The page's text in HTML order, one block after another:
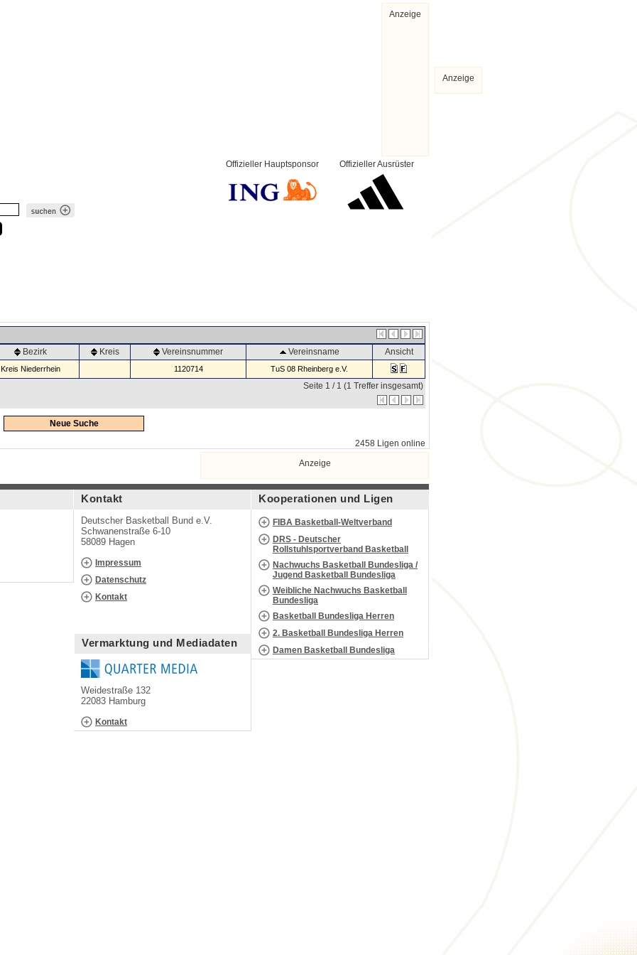
Anzeige
Offizieller Ausrüster
Offizieller Hauptsponsor
Bezirk Kreis Vereinsnummer Vereinsname Ansicht
Kreis Niederrhein 1120714 TuS 08 Rheinberg e.V.
Seite 1 / 1 (1 Treffer insgesamt)
Neue Suche
2458 Ligen online
Anzeige
Kontakt
Deutscher Basketball Bund e.V.
Schwanenstraße 6-10
58089 Hagen
Impressum
Datenschutz
Kontakt
Vermarktung und Mediadaten
Weidestraße 132
22083 Hamburg
Kontakt
Kooperationen und Ligen
FIBA Basketball-Weltverband
DRS - Deutscher
Rollstuhlsportverband Basketball
Nachwuchs Basketball Bundesliga /
Jugend Basketball Bundesliga
Weibliche Nachwuchs Basketball
Bundesliga
Basketball Bundesliga Herren
2. Basketball Bundesliga Herren
Damen Basketball Bundesliga
Anzeige